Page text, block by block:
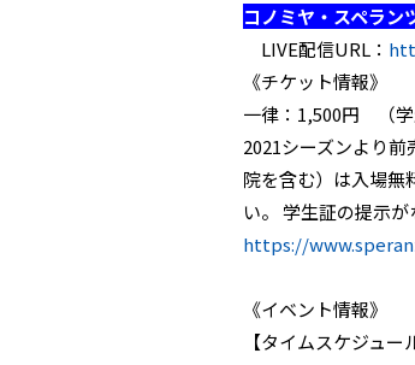
コノミヤ・スペラ
LIVE配信URL：
《チケット情報》
一律：1,500円 （学
2021シーズンより
院を含む）は入場無
い。 学生証の提示
https://
《イベント情報》
【タイムスケジュー